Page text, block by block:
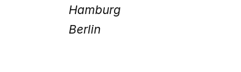
Hamburg
Berlin